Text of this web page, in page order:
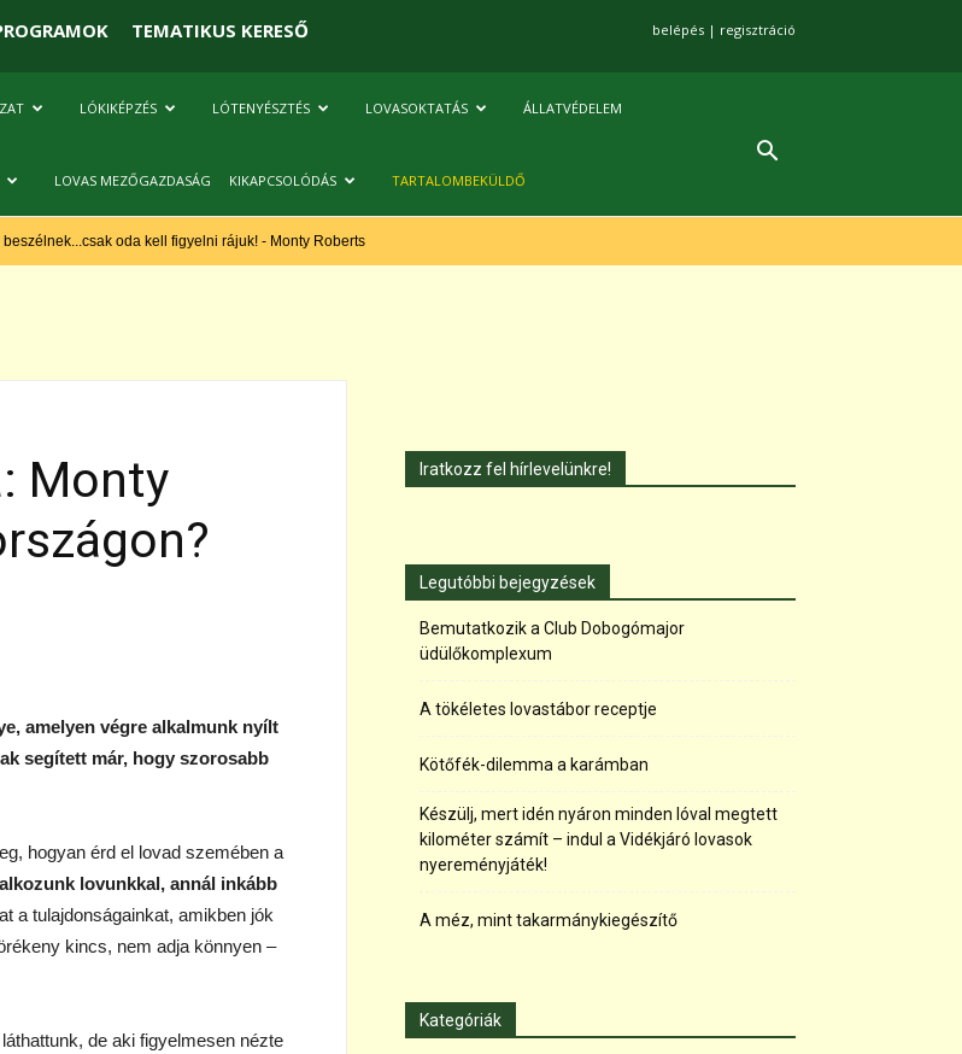
TEMATIKUS KERESŐ belépés | regisztráció
LÓKIKÉPZÉS LÓTENYÉSZTÉS LOVASOKTATÁS ÁLLATVÉDELEM
LOVAS MEZŐGAZDASÁG KIKAPCSOLÓDÁS TARTALOMBEKÜLDŐ
beszélnek...csak oda kell figyelni rájuk! - Monty Roberts
Monty
amelyen végre alkalmunk nyílt
segített már, hogy szorosabb
hogyan érd el lovad szemében a
lovunkkal, annál inkább
a tulajdonságainkat, amikben jók
kincs, nem adja könnyen –
de aki figyelmesen nézte
Iratkozz fel hírlevelünkre!
Legutóbbi bejegyzések
Bemutatkozik a Club Dobogómajor
üdülőkomplexum
A tökéletes lovastábor receptje
Kötőfék-dilemma a karámban
Készülj, mert idén nyáron minden lóval megtett
kilométer számít – indul a Vidékjáró lovasok
nyereményjáték!
A méz, mint takarmánykiegészítő
Kategóriák